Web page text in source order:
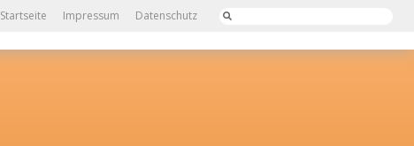
Startseite Impressum Datenschutz